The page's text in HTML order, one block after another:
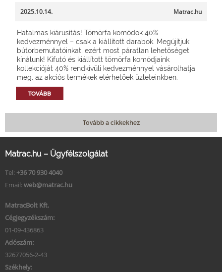
2025.10.14. Matrac.hu
Hatalmas kiárusítás! Tömörfa komódok 40%
kedvezménnyel – csak a kiállított darabok. Megújítjuk
bútorbemutatóinkat, ezért most páratlan lehetőséget
kínálunk! Kifutó és kiállított tömörfa komódjaink
kollekcióját 40% rendkívüli kedvezménnyel vásárolhatja
meg, az akciós termékek elérhetőek üzleteinkben.
TOVÁBB
Tovább a cikkekhez
Matrac.hu – Ügyfélszolgálat
Tel: +36 70 930 4040
Email: web@matrac.hu
MatracBolt Kft.
Cégjegyzékszám:
01-09-436863
Adószám:
32677056-2-43
Székhely: